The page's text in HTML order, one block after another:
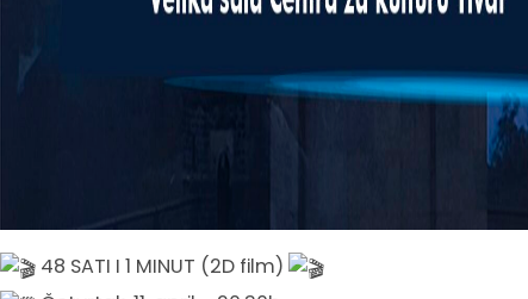
48 SATI I 1 MINUT (2D film)